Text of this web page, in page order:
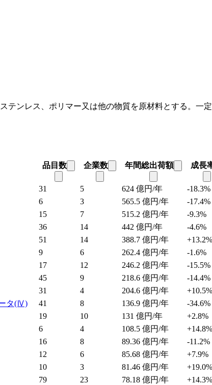
ンレス、ポリマー又は他の物質を原材料とする。一
品目数 企業数 年間総出荷額 成長
31 5 624 億円/年 -18.3%
6 3 565.5 億円/年 -17.4%
15 7 515.2 億円/年 -9.3%
36 14 442 億円/年 -4.6%
51 14 388.7 億円/年 +13.2%
9 6 262.4 億円/年 -1.6%
17 12 246.2 億円/年 -15.5%
45 9 218.6 億円/年 -14.4%
31 4 204.6 億円/年 +10.5%
タ(Ⅳ) 41 8 136.9 億円/年 -34.6%
19 10 131 億円/年 +2.8%
6 4 108.5 億円/年 +14.8%
16 8 89.36 億円/年 -11.2%
12 6 85.68 億円/年 +7.9%
10 3 81.46 億円/年 +19.0%
79 23 78.18 億円/年 +14.3%